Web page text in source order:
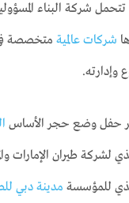
شركة البناء
شركات عالميةمتخصصة في
وإدارته.
حفل وضع حجر الأساس
لشركة طيران الإمارات
للمؤسسة مدينة دبي